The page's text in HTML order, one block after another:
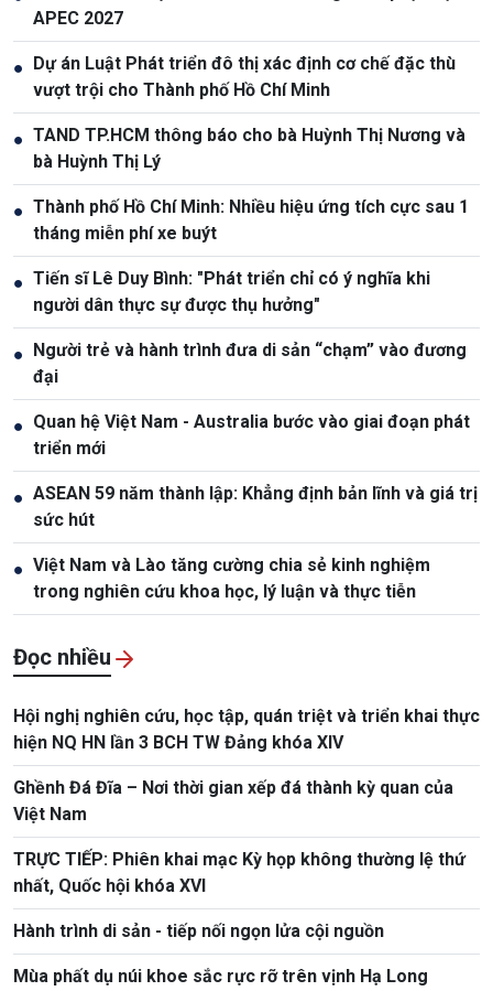
APEC 2027
● Dự án Luật Phát triển đô thị xác định cơ chế đặc thù
vượt trội cho Thành phố Hồ Chí Minh
● TAND TP.HCM thông báo cho bà Huỳnh Thị Nương và
bà Huỳnh Thị Lý
● Thành phố Hồ Chí Minh: Nhiều hiệu ứng tích cực sau 1
tháng miễn phí xe buýt
● Tiến sĩ Lê Duy Bình: "Phát triển chỉ có ý nghĩa khi
người dân thực sự được thụ hưởng"
● Người trẻ và hành trình đưa di sản “chạm” vào đương
đại
● Quan hệ Việt Nam - Australia bước vào giai đoạn phát
triển mới
● ASEAN 59 năm thành lập: Khẳng định bản lĩnh và giá trị
sức hút
● Việt Nam và Lào tăng cường chia sẻ kinh nghiệm
trong nghiên cứu khoa học, lý luận và thực tiễn
Đọc nhiều
Hội nghị nghiên cứu, học tập, quán triệt và triển khai thực
hiện NQ HN lần 3 BCH TW Đảng khóa XIV
Ghềnh Đá Đĩa – Nơi thời gian xếp đá thành kỳ quan của
Việt Nam
TRỰC TIẾP: Phiên khai mạc Kỳ họp không thường lệ thứ
nhất, Quốc hội khóa XVI
Hành trình di sản - tiếp nối ngọn lửa cội nguồn
Mùa phất dụ núi khoe sắc rực rỡ trên vịnh Hạ Long